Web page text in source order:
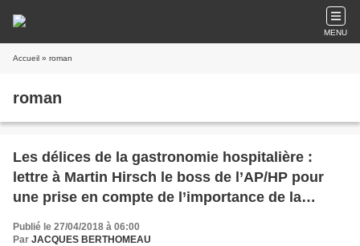
MENU
Accueil » roman
roman
Les délices de la gastronomie hospitalière :
lettre à Martin Hirsch le boss de l’AP/HP pour
une prise en compte de l’importance de la
nourriture
Publié le 27/04/2018 à 06:00
Par JACQUES BERTHOMEAU